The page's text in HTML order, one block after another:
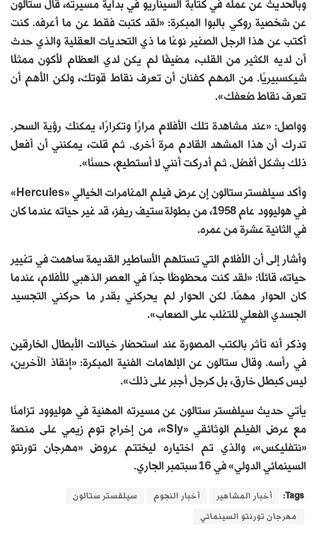
وبالحديث عن عمله في كتابة السيناريو في بداية مسيرته، قال ستالون
عن شخصية روكي بالبوا المبكرة: «لقد كتبت فقط عن ما أعرفه. كنت
أكتب عن هذا الرجل الصغير نوعًا ما ذي التحديات العقلية والذي حدث
أن لديه الكثير من القلب، مضيفًا لم يكن لدي العظام لأكون ممثلًا
شيكسبيريًا. من المهم كفنان أن تعرف نقاط قوتك، ولكن الأهم أن
تعرف نقاط ضعفك».
وواصل: «عند مشاهدة تلك الأفلام مرارًا وتكرارًا، يمكنك رؤية السحر.
تدرك أن هذا المشهد القادم مرة أخرى. ثم قلت، يمكنني أن أفعل
ذلك بشكل أفضل. ثم أدركت أنني لا أستطيع، حسنًا».
وأكد سيلفستر ستالون إن عرض فيلم المغامرات الخيالي «Hercules»
في هوليوود عام 1958، من بطولة ستيف ريفز، قد غير حياته عندما كان
في الثانية عشرة من عمره.
وأشار إلى أن الأفلام التي تستلهم الأساطير القديمة ساهمت في تغيير
حياته، قائلًا: «لقد كنت محظوظًا جدًا في العصر الذهبي للأفلام، عندما
كان الحوار مهمًا. لكن الحوار لم يحركني بقدر ما حركني التجسيد
الجسدي الفعلي للتغلب على الصعاب».
وذكر أنه تأثر بالكتب المصورة عند استحضار خيالات الأبطال الخارقين
في رأسه. وقال ستالون عن الإلهامات الفنية المبكرة: «إنقاذ الآخرين،
ليس كبطل خارق، بل كرجل أجبر على ذلك».
يأتي حديث سيلفستر ستالون عن مسيرته المهنية في هوليوود تزامنًا
مع عرض الفيلم الوثائقي «Sly»، من إخراج توم زيمي على منصة
«نتفليكس»، والذي تم اختياره ليختتم عروض «مهرجان تورنتو
السينمائي الدولي» في 16 سبتمبر الجاري.
Tags: أخبار المشاهير أخبار النجوم سيلفستر ستالون
مهرجان تورنتو السينمائي